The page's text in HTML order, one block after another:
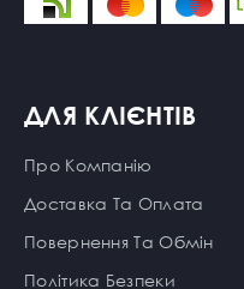
ДЛЯ КЛІЄНТІВ
Про Компанію
Доставка Та Оплата
Повернення Та Обмін
Політика Безпеки